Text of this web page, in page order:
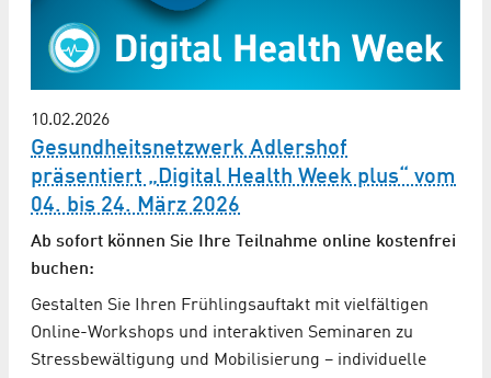
10.02.2026
Gesundheitsnetzwerk Adlershof
präsentiert „Digital Health Week plus“ vom
04. bis 24. März 2026
Ab sofort können Sie Ihre Teilnahme online kostenfrei
buchen:
Gestalten Sie Ihren Frühlingsauftakt mit vielfältigen
Online-Workshops und interaktiven Seminaren zu
Stressbewältigung und Mobilisierung – individuelle